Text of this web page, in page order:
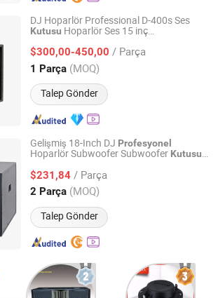
DJ Hoparlör Professional D-400s Ses
Kutusu Hoparlör Ses 15 inç
$300,00-450,00 / Parça
1 Parça (MOQ)
Talep Gönder
Audio Equipment Co., Ltd.
Fiyat 2016
Gelişmiş 18-Inch DJ Profesyonel
Hoparlör Subwoofer Subwoofer Kutusu
$231,84 / Parça
2 Parça (MOQ)
Talep Gönder
Electronic Technology Co., Ltd
Fiyat 2025